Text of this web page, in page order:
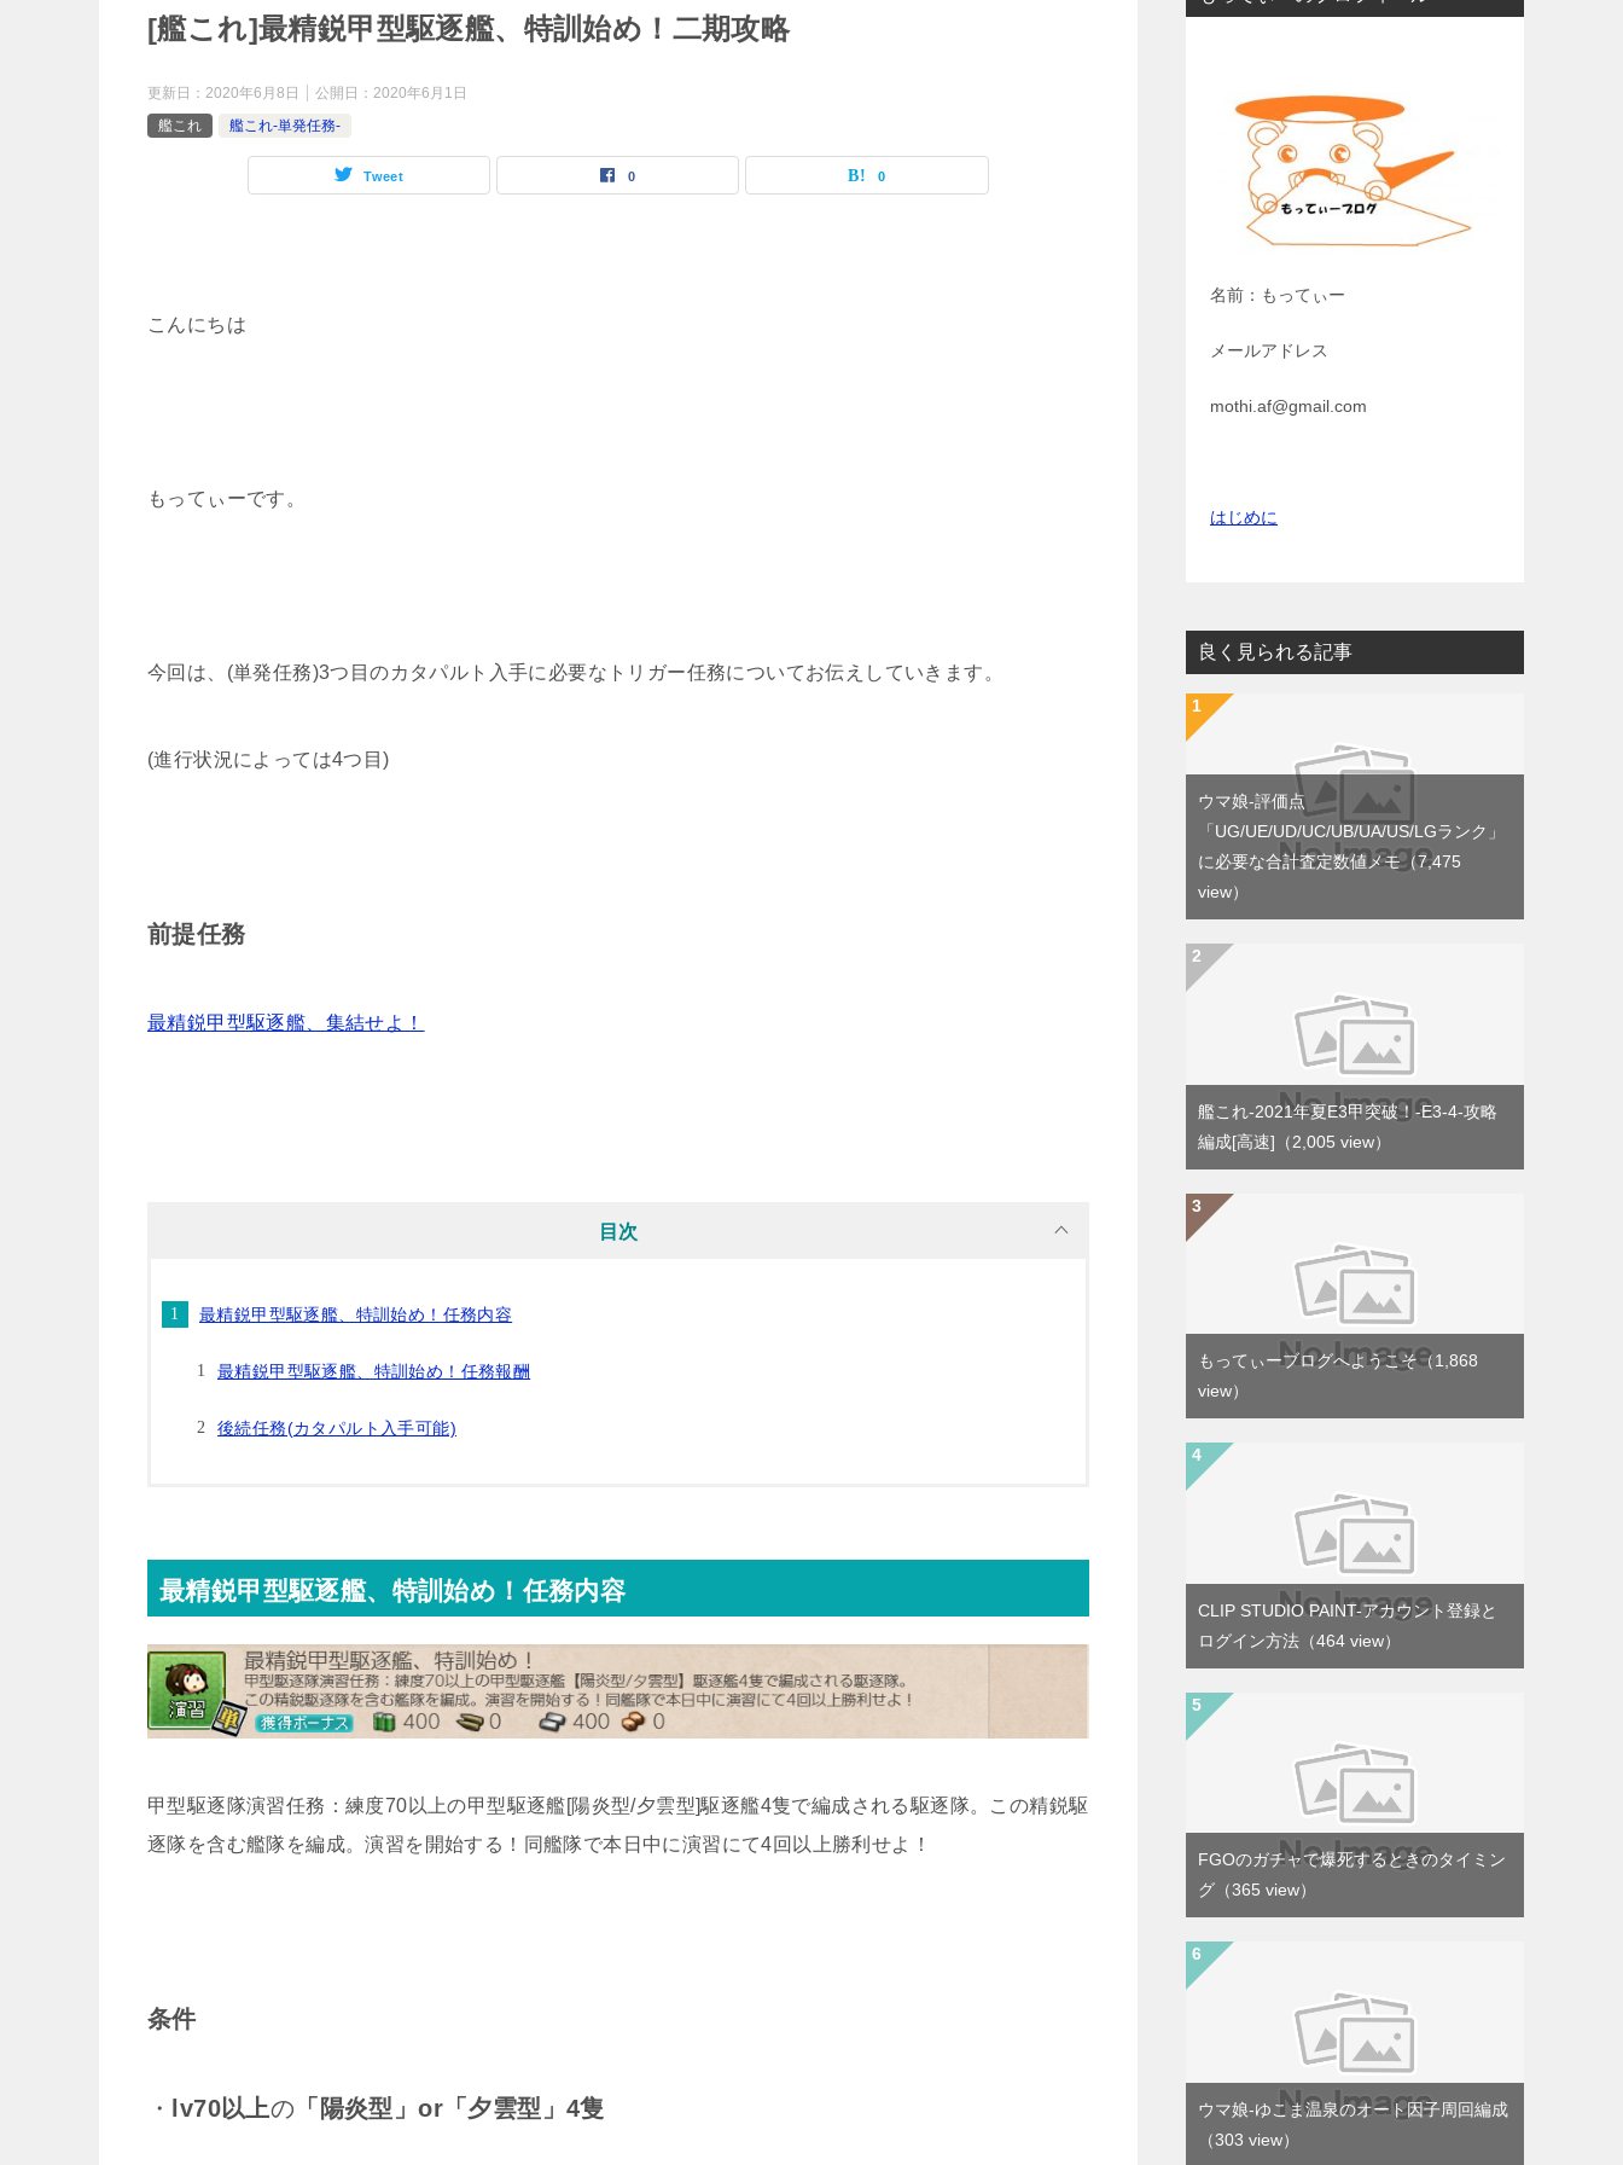
[艦これ]最精鋭甲型駆逐艦、特訓始め！二期攻略
更新日： 2020年6月8日 公開日： 2020年6月1日
艦これ
艦これ-単発任務-
Tweet 0 0
こんにちは
もってぃーです。
今回は、(単発任務)3つ目のカタパルト入手に必要なトリガー任務についてお伝えしていきます。
(進行状況によっては4つ目)
前提任務
最精鋭甲型駆逐艦、集結せよ！
目次
最精鋭甲型駆逐艦、特訓始め！任務内容
最精鋭甲型駆逐艦、特訓始め！任務報酬
後続任務(カタパルト入手可能)
最精鋭甲型駆逐艦、特訓始め！任務内容
甲型駆逐隊演習任務：練度70以上の甲型駆逐艦[陽炎型/夕雲型]駆逐艦4隻で編成される駆逐隊。この精鋭駆
逐隊を含む艦隊を編成。演習を開始する！同艦隊で本日中に演習にて4回以上勝利せよ！
条件
・ lv70以上の 「陽炎型」or「夕雲型」4隻
名前：もってぃー
メールアドレス
mothi.af@gmail.com
はじめに
良く見られる記事
ウマ娘-評価点
「UG/UE/UD/UC/UB/UA/US/LGランク」
に必要な合計査定数値メモ（7,475
view）
艦これ-2021年夏E3甲突破！-E3-4-攻略
編成[高速] （2,005 view）
もってぃーブログへようこそ（1,868
view）
CLIP STUDIO PAINT-アカウント登録と
ログイン方法 （464 view）
FGOのガチャで爆死するときのタイミン
グ （365 view）
ウマ娘-ゆこま温泉のオート因子周回編成
（303 view）